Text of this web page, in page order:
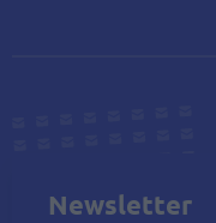
Newsletter